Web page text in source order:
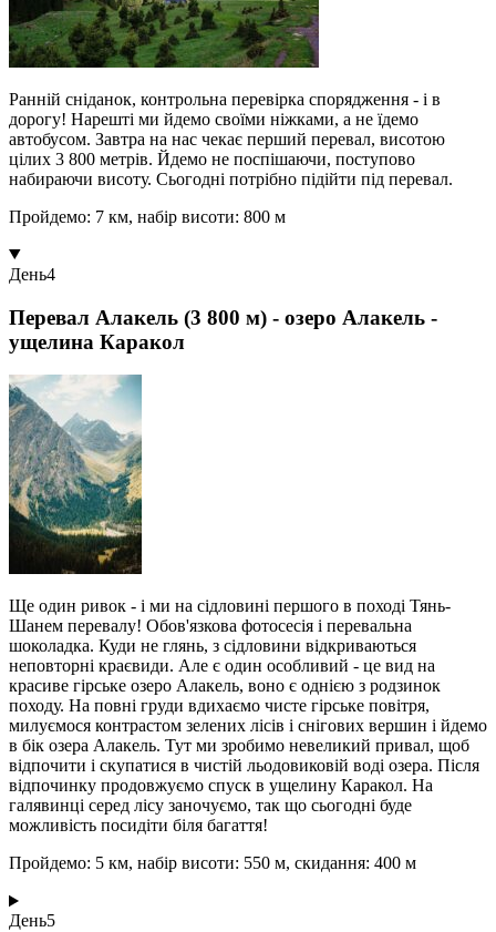
Ранній сніданок, контрольна перевірка спорядження - і в
дорогу! Нарешті ми йдемо своїми ніжками, а не їдемо
автобусом. Завтра на нас чекає перший перевал, висотою
цілих 3 800 метрів. Йдемо не поспішаючи, поступово
набираючи висоту. Сьогодні потрібно підійти під перевал.
Пройдемо: 7 км, набір висоти: 800 м
День4
Перевал Алакель (3 800 м) - озеро Алакель -
ущелина Каракол
Ще один ривок - і ми на сідловині першого в поході Тянь-
Шанем перевалу! Обов'язкова фотосесія і перевальна
шоколадка. Куди не глянь, з сідловини відкриваються
неповторні краєвиди. Але є один особливий - це вид на
красиве гірське озеро Алакель, воно є однією з родзинок
походу. На повні груди вдихаємо чисте гірське повітря,
милуємося контрастом зелених лісів і снігових вершин і йдемо
в бік озера Алакель. Тут ми зробимо невеликий привал, щоб
відпочити і скупатися в чистій льодовиковій воді озера. Після
відпочинку продовжуємо спуск в ущелину Каракол. На
галявинці серед лісу заночуємо, так що сьогодні буде
можливість посидіти біля багаття!
Пройдемо: 5 км, набір висоти: 550 м, скидання: 400 м
День5